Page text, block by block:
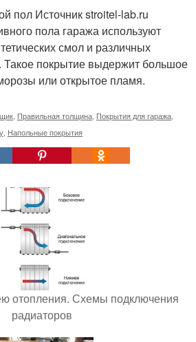
пол Источник stroitel-lab.ru
пола гаража используют
смол и различных
Такое покрытие выдержит большое
или открытое пламя.
Правильная толщина Покрытия для гаража
Напольные покрытия
отопления. Схемы подключения
радиаторов